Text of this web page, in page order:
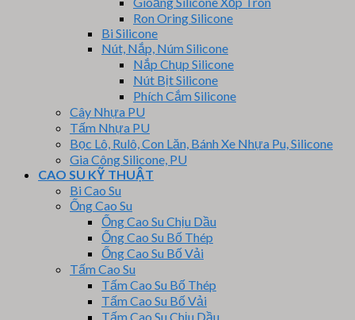
Ron Oring Silicone
Bi Silicone
Nút, Nắp, Núm Silicone
Nắp Chụp Silicone
Nút Bịt Silicone
Phích Cắm Silicone
Cây Nhựa PU
Tấm Nhựa PU
Bọc Lô, Rulô, Con Lăn, Bánh Xe Nhựa Pu, Silicone
Gia Công Silicone, PU
CAO SU KỸ THUẬT
Bi Cao Su
Ống Cao Su
Ống Cao Su Chịu Dầu
Ống Cao Su Bố Thép
Ống Cao Su Bố Vải
Tấm Cao Su
Tấm Cao Su Bố Thép
Tấm Cao Su Bố Vải
Tấm Cao Su Chịu Dầu